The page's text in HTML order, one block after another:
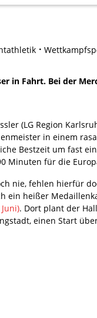
in Fahrt. Bei der
(LG Region
in einem
Bestzeit um fast
Minuten für die
nie, fehlen hierfür
ein heißer
. Dort plant der
einen Start